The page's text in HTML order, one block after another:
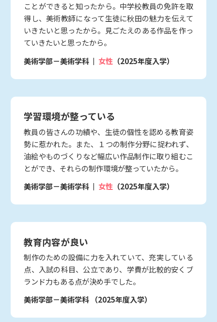
ことができると知ったから。中学校教員の免許を取
得し、美術教師になって生徒に秋田の魅力を伝えて
いきたいと思ったから。見ごたえのある作品を作っ
ていきたいと思ったから。
美術学部－美術学科
女性 （2025年度入学）
学習環境が整っている
教員の皆さんの功績や、生徒の個性を認める教育姿
勢に惹かれた。また、１つの制作分野に捉われず、
油絵やものづくりなど幅広い作品制作に取り組むこ
とができ、それらの制作環境が整っていたから。
美術学部－美術学科
女性 （2025年度入学）
教育内容が良い
制作のための設備に力を入れていて、充実している
点、入試の科目、公立であり、学費が比較的安くブ
ランド力もある点が決め手でした。
美術学部－美術学科 （2025年度入学）